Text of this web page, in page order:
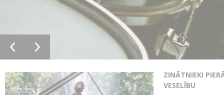
ZINĀTNIEKI
VESELĪBU